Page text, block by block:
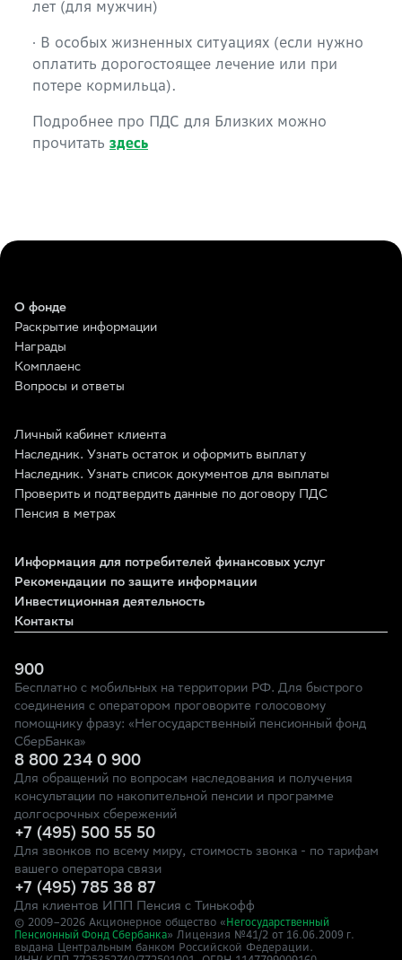
лет (для мужчин)
∙ В особых жизненных ситуациях (если нужно
оплатить дорогостоящее лечение или при
потере кормильца).
Подробнее про ПДС для Близких можно
прочитать здесь
О фонде
Раскрытие информации
Награды
Комплаенс
Вопросы и ответы
Личный кабинет клиента
Наследник. Узнать остаток и оформить выплату
Наследник. Узнать список документов для выплаты
Проверить и подтвердить данные по договору ПДС
Пенсия в метрах
Информация для потребителей финансовых услуг
Рекомендации по защите информации
Инвестиционная деятельность
Контакты
900
Бесплатно с мобильных на территории РФ. Для быстрого
соединения с оператором проговорите голосовому
помощнику фразу: «Негосударственный пенсионный фонд
СберБанка»
8 800 234 0 900
Для обращений по вопросам наследования и получения
консультации по накопительной пенсии и программе
долгосрочных сбережений
+7 (495) 500 55 50
Для звонков по всему миру, стоимость звонка - по тарифам
вашего оператора связи
+7 (495) 785 38 87
Для клиентов ИПП Пенсия с Тинькофф
© 2009–2026 Акционерное общество « Негосударственный
Пенсионный Фонд Сбербанка» Лицензия №41/2 от 16.06.2009 г.
выдана Центральным банком Российской Федерации.